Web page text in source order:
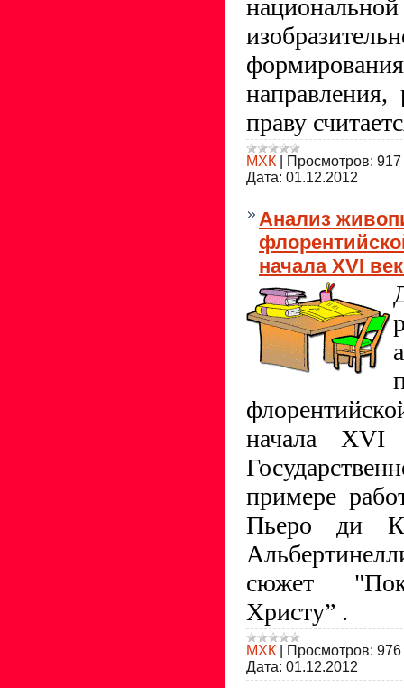
праву
МХК Просмотров: 917
Дата: 01.12.2012
Анализ
начала XVI
начала XVI
примере
Пьеро ди
сюжет
Христу” .
МХК Просмотров: 976
Дата: 01.12.2012